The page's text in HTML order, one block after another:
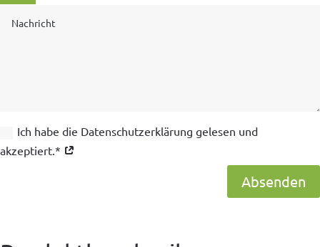
Ich habe die Datenschutzerklärung gelesen und
akzeptiert.*
Absenden